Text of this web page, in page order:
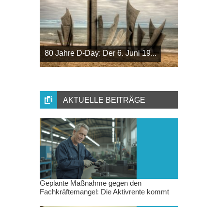
80 Jahre D-Day: Der 6. Juni 19...
AKTUELLE BEITRÄGE
Geplante Maßnahme gegen den
Fachkräftemangel: Die Aktivrente kommt